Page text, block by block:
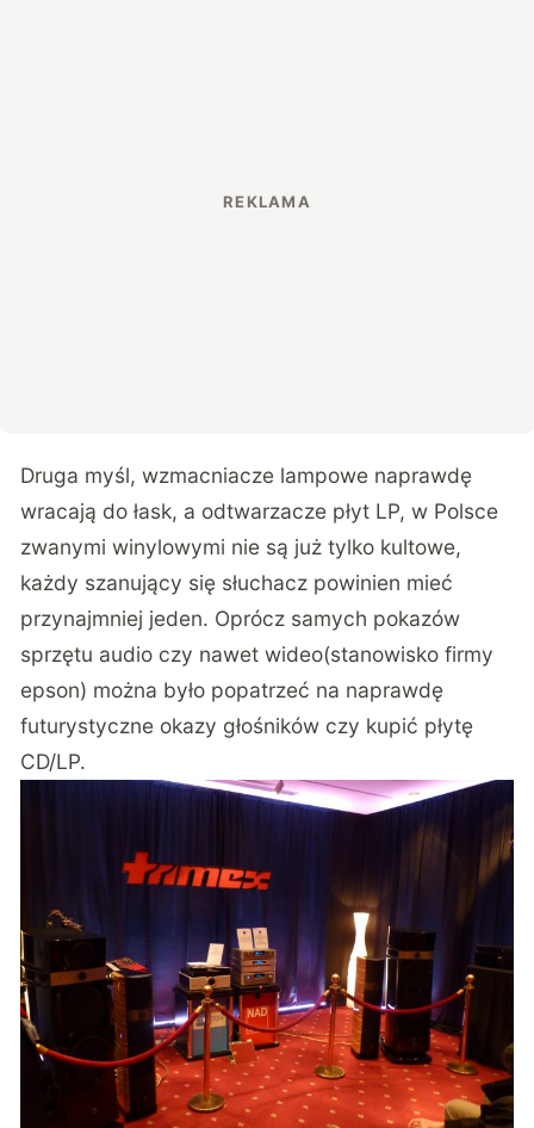
Druga myśl, wzmacniacze lampowe naprawdę
wracają do łask, a odtwarzacze płyt LP, w Polsce
zwanymi winylowymi nie są już tylko kultowe,
każdy szanujący się słuchacz powinien mieć
przynajmniej jeden. Oprócz samych pokazów
sprzętu audio czy nawet wideo(stanowisko firmy
epson) można było popatrzeć na naprawdę
futurystyczne okazy głośników czy kupić płytę
CD/LP.